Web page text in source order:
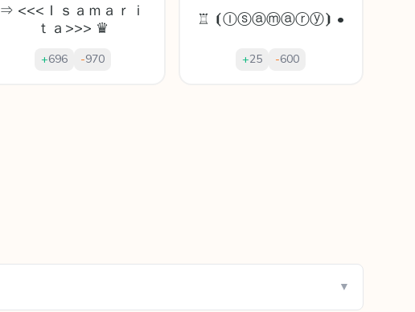
⇒ <<<Ｉｓａｍａｒｉ
ｔａ>>> ♛
+696 -970
♖ ⦗Ⓘⓢⓐⓜⓐⓡⓨ⦘ •
+25 -600
▼